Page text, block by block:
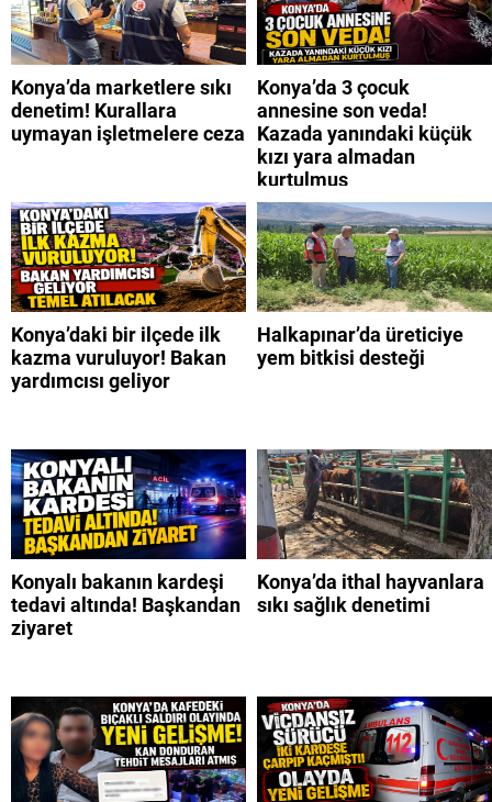
Konya’da marketlere sıkı
denetim! Kurallara
uymayan işletmelere ceza
Konya’da 3 çocuk
annesine son veda!
Kazada yanındaki küçük
kızı yara almadan
kurtulmuş
Konya’daki bir ilçede ilk
kazma vuruluyor! Bakan
yardımcısı geliyor
Halkapınar’da üreticiye
yem bitkisi desteği
Konyalı bakanın kardeşi
tedavi altında! Başkandan
ziyaret
Konya’da ithal hayvanlara
sıkı sağlık denetimi